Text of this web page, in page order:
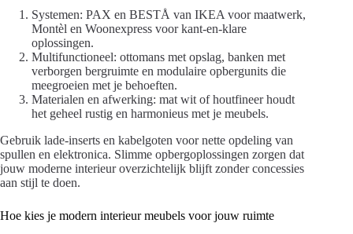
Systemen: PAX en BESTÅ van IKEA voor maatwerk,
Montèl en Woonexpress voor kant-en-klare
oplossingen.
Multifunctioneel: ottomans met opslag, banken met
verborgen bergruimte en modulaire opbergunits die
meegroeien met je behoeften.
Materialen en afwerking: mat wit of houtfineer houdt
het geheel rustig en harmonieus met je meubels.
Gebruik lade-inserts en kabelgoten voor nette opdeling van
spullen en elektronica. Slimme opbergoplossingen zorgen dat
jouw moderne interieur overzichtelijk blijft zonder concessies
aan stijl te doen.
Hoe kies je modern interieur meubels voor jouw ruimte